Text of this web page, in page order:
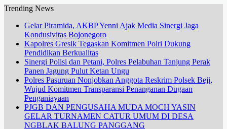
Trending News
Gelar Piramida, AKBP Yenni Ajak Media Sinergi Jaga
Kondusivitas Bojonegoro
Kapolres Gresik Tegaskan Komitmen Polri Dukung
Pendidikan Berkualitas
Sinergi Polisi dan Petani, Polres Pelabuhan Tanjung Perak
Panen Jagung Pulut Ketan Ungu
Polres Pasuruan Nonjobkan Anggota Reskrim Polsek Beji,
Wujud Komitmen Transparansi Penanganan Dugaan
Penganiayaan
PJGB DAN PENGUSAHA MUDA MOCH YASIN
GELAR TURNAMEN CATUR UMUM DI DESA
NGBLAK BALUNG PANGGANG